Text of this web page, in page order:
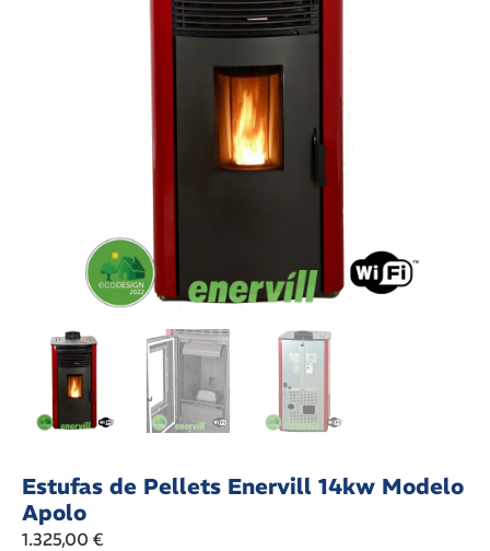
Estufas de Pellets Enervill 14kw Modelo
Apolo
1.325,00 €